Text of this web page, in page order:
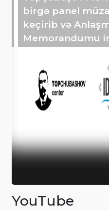
birgə panel
keçirib və
Memorandumu
YouTube